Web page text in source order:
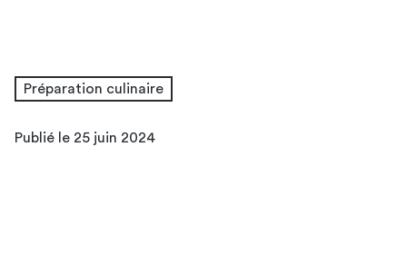
Préparation culinaire
Publié le 25 juin 2024